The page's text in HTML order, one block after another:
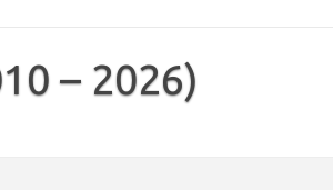
– 2026)